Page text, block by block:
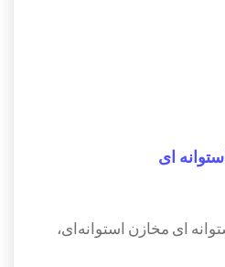
ای
ای مخازن استوانه‌ای،